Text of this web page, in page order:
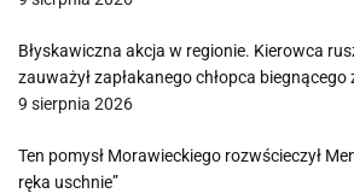
Błyskawiczna akcja w regionie. Kierowca
zauważył zapłakanego chłopca
9 sierpnia 2026
Ten pomysł Morawieckiego rozwścieczył
ręka uschnie”